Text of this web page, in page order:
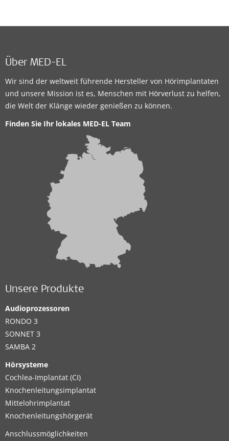
Über MED-EL
Wir sind der weltweit führende Hersteller von Hörimplantaten
und unsere Mission ist es, Menschen mit Hörverlust zu helfen,
die Welt der Klänge wieder genießen zu können.
Finden Sie Ihr lokales MED-EL Team
Unsere Produkte
Audioprozessoren
RONDO 3
SONNET 3
SAMBA 2
Hörsysteme
Cochlea-Implantat (CI)
Knochenleitungsimplantat
Mittelohrimplantat
Knochenleitungshörgerät
Anschlussmöglichkeiten